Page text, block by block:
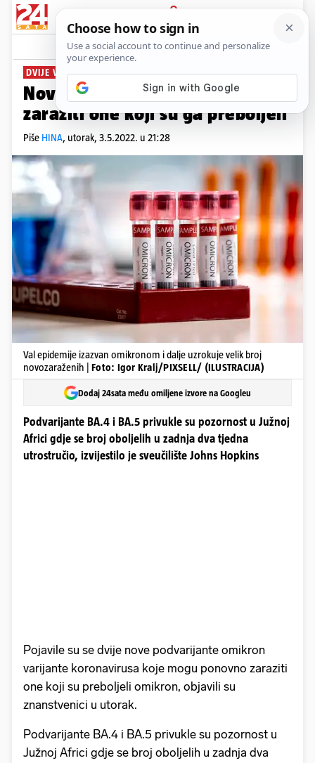
PRIJAVA
News Komentari
DVIJE VRSTE
Nove varijante omikrona mogu
zaraziti one koji su ga preboljeli
Piše HINA, utorak, 3.5.2022. u 21:28
Val epidemije izazvan omikronom i dalje uzrokuje velik broj
novozaraženih | Foto: Igor Kralj/PIXSELL/ (ILUSTRACIJA)
Dodaj 24sata među omiljene izvore na Googleu
Podvarijante BA.4 i BA.5 privukle su pozornost u Južnoj
Africi gdje se broj oboljelih u zadnja dva tjedna
utrostručio, izvijestilo je sveučilište Johns Hopkins
Pojavile su se dvije nove podvarijante omikron
varijante koronavirusa koje mogu ponovno zaraziti
one koji su preboljeli omikron, objavili su
znanstvenici u utorak.
Podvarijante BA.4 i BA.5 privukle su pozornost u
Južnoj Africi gdje se broj oboljelih u zadnja dva